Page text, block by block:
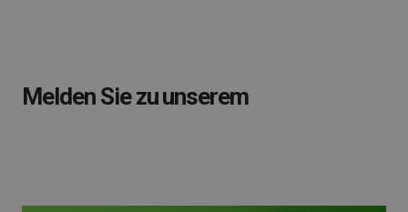
Melden Sie zu unserem